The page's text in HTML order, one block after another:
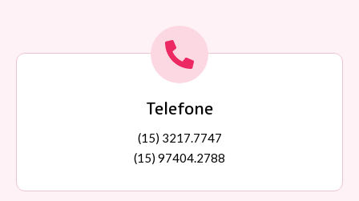
Telefone
(15) 3217.7747
(15) 97404.2788